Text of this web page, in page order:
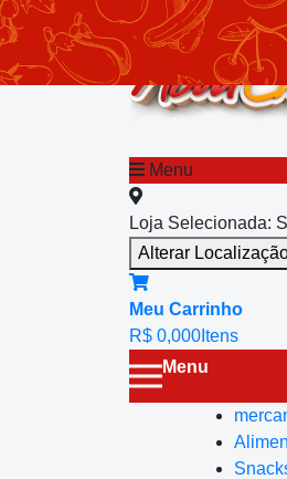
Menu
Loja Selecionada:
Alterar
Meu Carrinho
R$ 0,000 Itens
Menu